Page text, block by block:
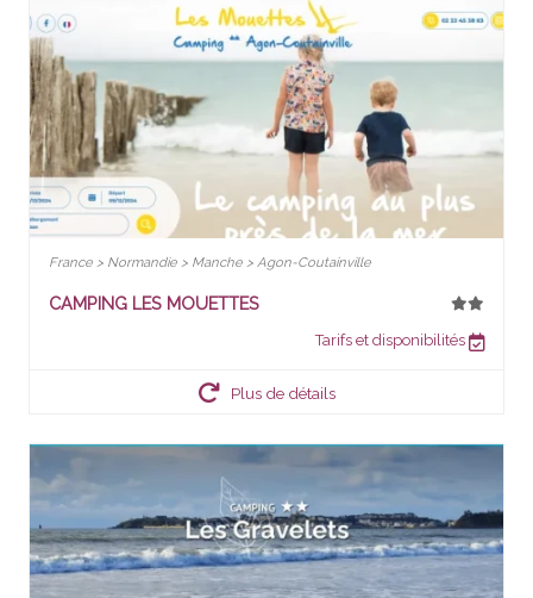
France > Normandie > Manche > Agon-Coutainville
CAMPING LES MOUETTES
Tarifs et disponibilités
Plus de détails